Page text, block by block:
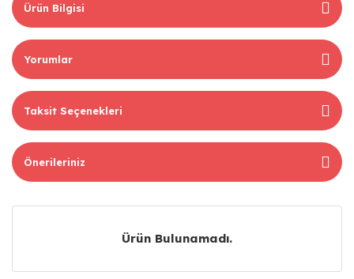
Ürün Bilgisi
Yorumlar
Taksit Seçenekleri
Önerileriniz
Ürün Bulunamadı.